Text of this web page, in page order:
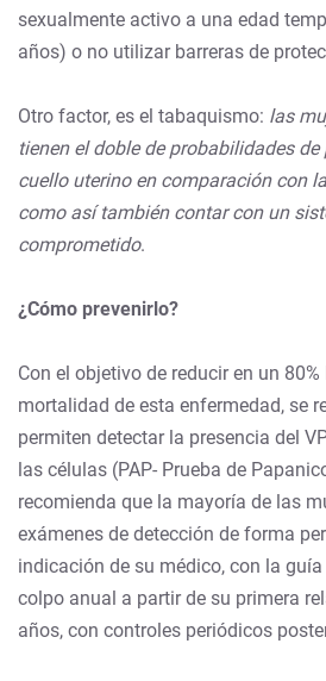
sexualmente activo a una edad
años) o no utilizar barreras de
Otro factor, es el tabaquismo: las
tienen el doble de probabilidades de
cuello uterino en comparación con
como así también contar con un
comprometido.
¿Cómo prevenirlo?
Con el objetivo de reducir en un
mortalidad de esta enfermedad, se
permiten detectar la presencia del
las células (PAP- Prueba de
recomienda que la mayoría de las
exámenes de detección de forma
indicación de su médico, con la guía
colpo anual a partir de su primera
años, con controles periódicos